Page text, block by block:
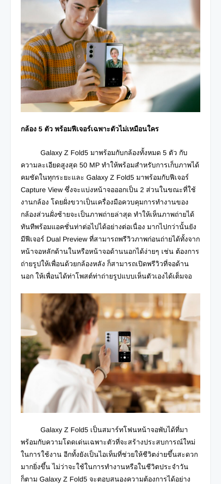
กล้อง5 ตัว พร้อมฟีเจอร์เฉพาะตัวไม่เหมือนใคร
Galaxy Z Fold5 มาพร้อมกับกล้องทั้งหมด 5 ตัว กับ
ความละเอียดสูงสุด 50 MP ทำให้พร้อมสำหรับการเก็บภาพได้
คมชัดในทุกระยะและ Galaxy Z Fold5 มาพร้อมกับฟีเจอร์
Capture View ซึ่งจะแบ่งหน้าจอออกเป็น 2 ส่วนในขณะที่ใช้
งานกล้อง โดยฝั่งขวาเป็นเครื่องมือควบคุมการทำงานของ
กล้องส่วนฝั่งซ้ายจะเป็นภาพถ่ายล่าสุด ทำให้เห็นภาพถ่ายได้
ทันทีพร้อมแอคชั่นท่าต่อไปได้อย่างต่อเนื่อง มากไปกว่านั้นยัง
มีฟีเจอร์ Dual Preview ที่สามารถพรีวิวภาพก่อนถ่ายได้ทั้งจาก
หน้าจอหลักด้านในหรือหน้าจอด้านนอกได้ง่ายๆ เช่น ต้องการ
ถ่ายรูปให้เพื่อนด้วยกล้องหลัง ก็สามารถเปิดพรีวิวที่จอด้าน
นอก ให้เพื่อนได้ท่าโพสต์ท่าถ่ายรูปแบบเห็นตัวเองได้เต็มจอ
Galaxy Z Fold5 เป็นสมาร์ทโฟนหน้าจอพับได้ที่มา
พร้อมกับความโดดเด่นเฉพาะตัวที่จะสร้างประสบการณ์ใหม่
ในการใช้งาน อีกทั้งยังเป็นไอเท็มที่ช่วยให้ชีวิตง่ายขึ้นสะดวก
มากยิ่งขึ้น ไม่ว่าจะใช้ในการทำงานหรือในชีวิตประจำวัน
ก็ตาม Galaxy Z Fold5 จะตอบสนองความต้องการได้อย่าง